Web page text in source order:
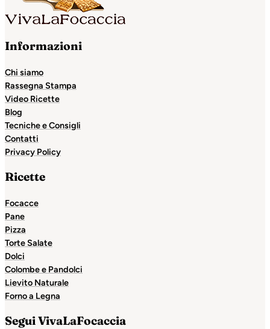
Informazioni
Chi siamo
Rassegna Stampa
Video Ricette
Blog
Tecniche e Consigli
Contatti
Privacy Policy
Ricette
Focacce
Pane
Pizza
Torte Salate
Dolci
Colombe e Pandolci
Lievito Naturale
Forno a Legna
Segui VivaLaFocaccia